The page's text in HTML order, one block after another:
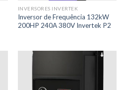
INVERSORES INVERTEK
Inversor de Frequência 132kW
200HP 240A 380V Invertek P2